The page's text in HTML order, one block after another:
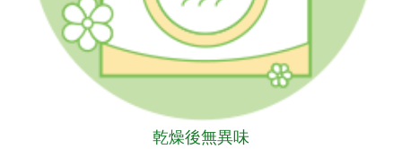
乾燥後無異味